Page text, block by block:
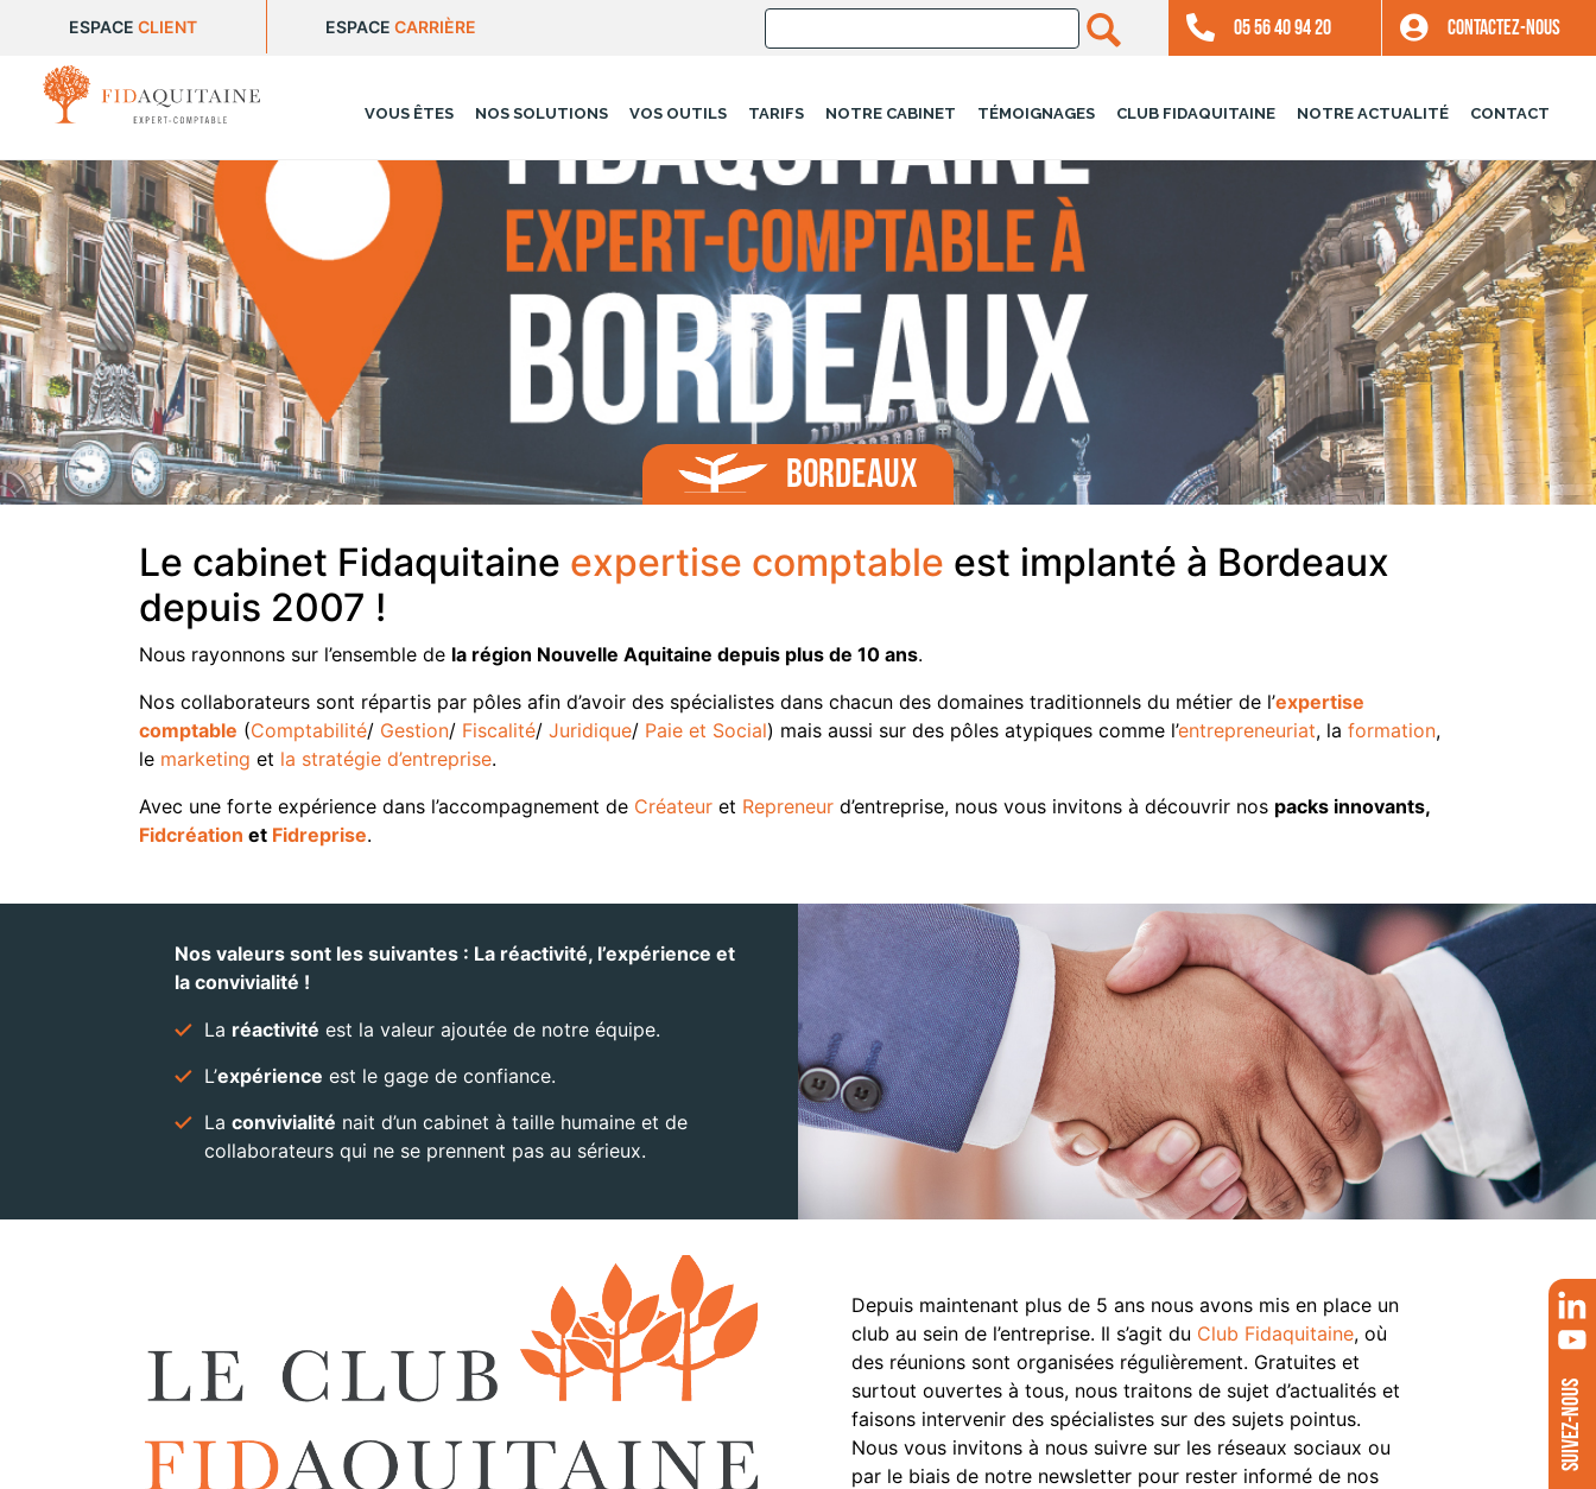
ESPACE CLIENT ESPACE CARRIÈRE 05 56 40 94 20 CONTACTEZ-NOUS
VOUS ÊTES NOS SOLUTIONS VOS OUTILS TARIFS NOTRE CABINET TÉMOIGNAGES CLUB FIDAQUITAINE NOTRE ACTUALITÉ CONTACT
BORDEAUX
Le cabinet Fidaquitaine expertise comptable est implanté à Bordeaux
depuis 2007 !
Nous rayonnons sur l’ensemble de la région Nouvelle Aquitaine depuis plus de 10 ans.
Nos collaborateurs sont répartis par pôles afin d’avoir des spécialistes dans chacun des domaines traditionnels du métier de l’expertise
comptable (Comptabilité/ Gestion/ Fiscalité/ Juridique/ Paie et Social) mais aussi sur des pôles atypiques comme l’entrepreneuriat, la formation,
le marketing et la stratégie d’entreprise.
Avec une forte expérience dans l’accompagnement de Créateur et Repreneur d’entreprise, nous vous invitons à découvrir nos packs innovants,
Fidcréation et Fidreprise.
Nos valeurs sont les suivantes : La réactivité, l’expérience et
la convivialité !
La réactivité est la valeur ajoutée de notre équipe.
L’expérience est le gage de confiance.
La convivialité nait d’un cabinet à taille humaine et de
collaborateurs qui ne se prennent pas au sérieux.
Depuis maintenant plus de 5 ans nous avons mis en place un
club au sein de l’entreprise. Il s’agit du Club Fidaquitaine, où
des réunions sont organisées régulièrement. Gratuites et
surtout ouvertes à tous, nous traitons de sujet d’actualités et
faisons intervenir des spécialistes sur des sujets pointus.
Nous vous invitons à nous suivre sur les réseaux sociaux ou
par le biais de notre newsletter pour rester informé de nos
SUIVEZ-NOUS